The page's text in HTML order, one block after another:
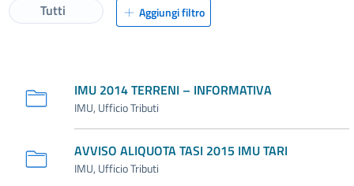
Tutti Aggiungi filtro
IMU 2014 TERRENI – INFORMATIVA
IMU, Ufficio Tributi
AVVISO ALIQUOTA TASI 2015 IMU TARI
IMU, Ufficio Tributi